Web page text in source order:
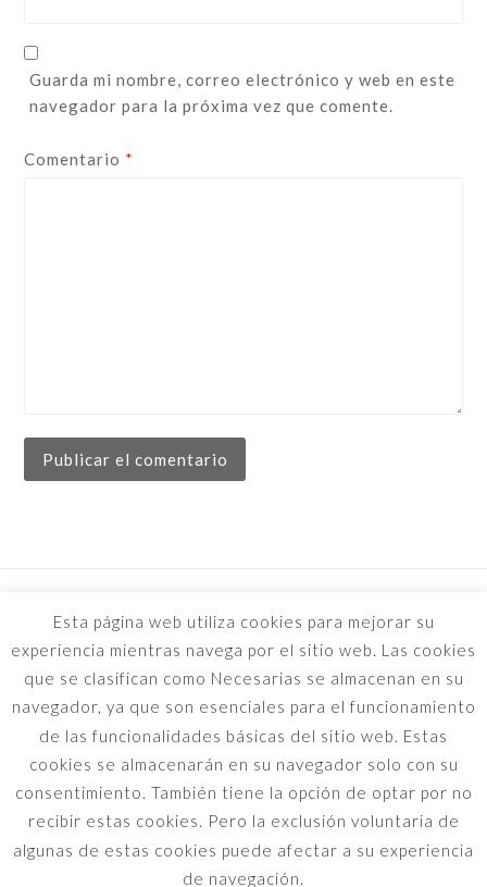
Guarda mi nombre, correo electrónico y web en este
navegador para la próxima vez que comente.
Comentario *
post:
post:
Política de privacidad
Esta página web utiliza cookies para mejorar su
experiencia mientras navega por el sitio web. Las cookies
que se clasifican como Necesarias se almacenan en su
navegador, ya que son esenciales para el funcionamiento
de las funcionalidades básicas del sitio web. Estas
cookies se almacenarán en su navegador solo con su
consentimiento. También tiene la opción de optar por no
recibir estas cookies. Pero la exclusión voluntaria de
algunas de estas cookies puede afectar a su experiencia
de navegación.